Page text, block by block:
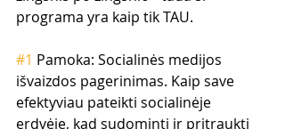
programa yra kaip tik TAU.
#1 Pamoka: Socialinės medijos
išvaizdos pagerinimas. Kaip save
efektyviau pateikti socialinėje
erdvėje, kad sudominti ir pritraukti